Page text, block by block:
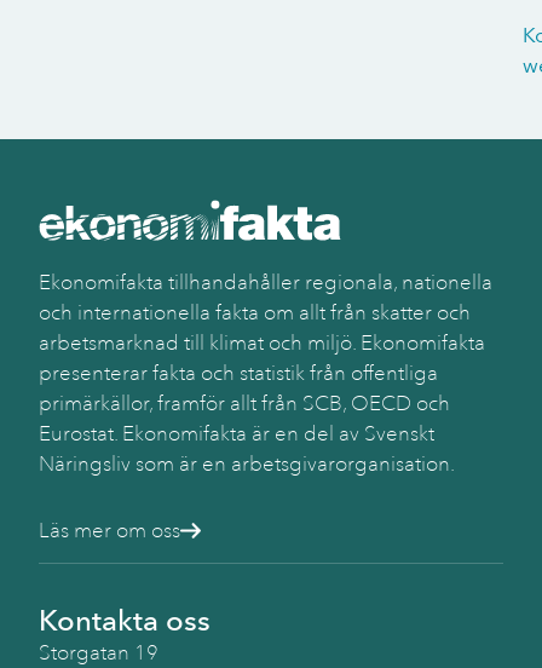
Ekonomifakta tillhandahåller regionala, nationella
och internationella fakta om allt från skatter och
arbetsmarknad till klimat och miljö. Ekonomifakta
presenterar fakta och statistik från offentliga
primärkällor, framför allt från SCB, OECD och
Eurostat. Ekonomifakta är en del av Svenskt
Näringsliv som är en arbetsgivarorganisation.
Läs mer om oss
Kontakta oss
Storgatan 19